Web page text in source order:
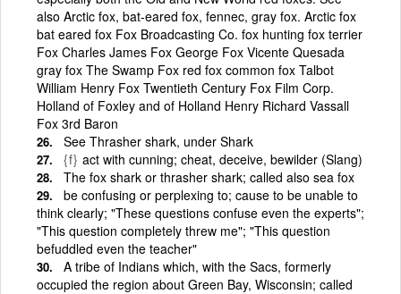
also Arctic fox, bat-eared fox, fennec, gray fox. Arctic fox
bat eared fox Fox Broadcasting Co. fox hunting fox terrier
Fox Charles James Fox George Fox Vicente Quesada
gray fox The Swamp Fox red fox common fox Talbot
William Henry Fox Twentieth Century Fox Film Corp.
Holland of Foxley and of Holland Henry Richard Vassall
Fox 3rd Baron
See Thrasher shark, under Shark
{f} act with cunning; cheat, deceive, bewilder (Slang)
The fox shark or thrasher shark; called also sea fox
be confusing or perplexing to; cause to be unable to
think clearly; "These questions confuse even the experts";
"This question completely threw me"; "This question
befuddled even the teacher"
A tribe of Indians which, with the Sacs, formerly
occupied the region about Green Bay, Wisconsin; called